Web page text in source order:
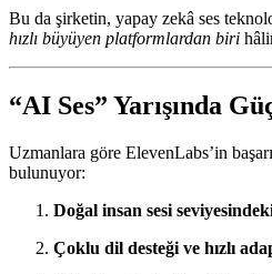
Bu da şirketin, yapay zekâ ses
hızlı büyüyen platformlardan biri
“AI Ses” Yarışında
Uzmanlara göre ElevenLabs’in
bulunuyor:
Doğal insan sesi
Çoklu dil desteği ve hızlı